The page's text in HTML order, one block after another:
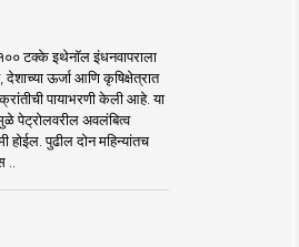
टक्के इथेनॉल इंधनवापराला
ऊर्जा आणि कृषिक्षेत्रात
पायाभरणी केली आहे. या
पेट्रोलवरील अवलंबित्व
होईल. पुढील दोन महिन्यांतच